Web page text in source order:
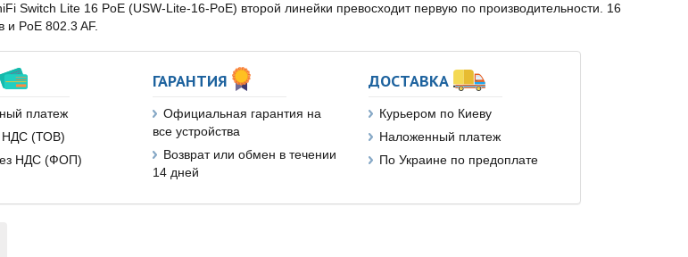
Switch Lite 16 PoE (USW-Lite-16-PoE) второй линейки превосходит первую по производительности. 16
и PoE 802.3 AF.
платеж
НДС (ТОВ)
НДС (ФОП)
ГАРАНТИЯ
Официальная гарантия на
все устройства
Возврат или обмен в течении
14 дней
ДОСТАВКА
Курьером по Киеву
Наложенный платеж
По Украине по предоплате